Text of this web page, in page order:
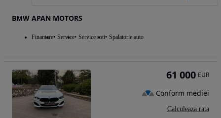
BMW APAN MOTORS
Finantare Service Service roti Spalatorie auto
61 000 EUR
Conform mediei
Calculeaza rata